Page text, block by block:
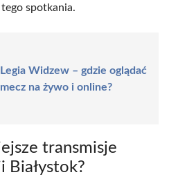
spotkania.
Legia Widzew – gdzie oglądać
mecz na żywo i online?
transmisje
Białystok?